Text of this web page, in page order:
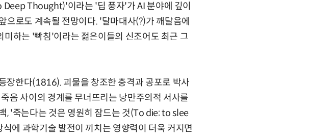
Thought)'이라는 '딥 풍자'가 AI 분야에 깊이
로도 계속될 전망이다. '달마대사(?)가 깨달음에
하는 '빡침'이라는 젊은이들의 신조어도 최근 그
한다(1816). 괴물을 창조한 충격과 공포로 박사
음 사이의 경계를 무너뜨리는 낭만주의적 서사를
, '죽는다는 것은 영원히 잠드는 것(To die: to slee
에 과학기술 발전이 끼치는 영향력이 더욱 커지면